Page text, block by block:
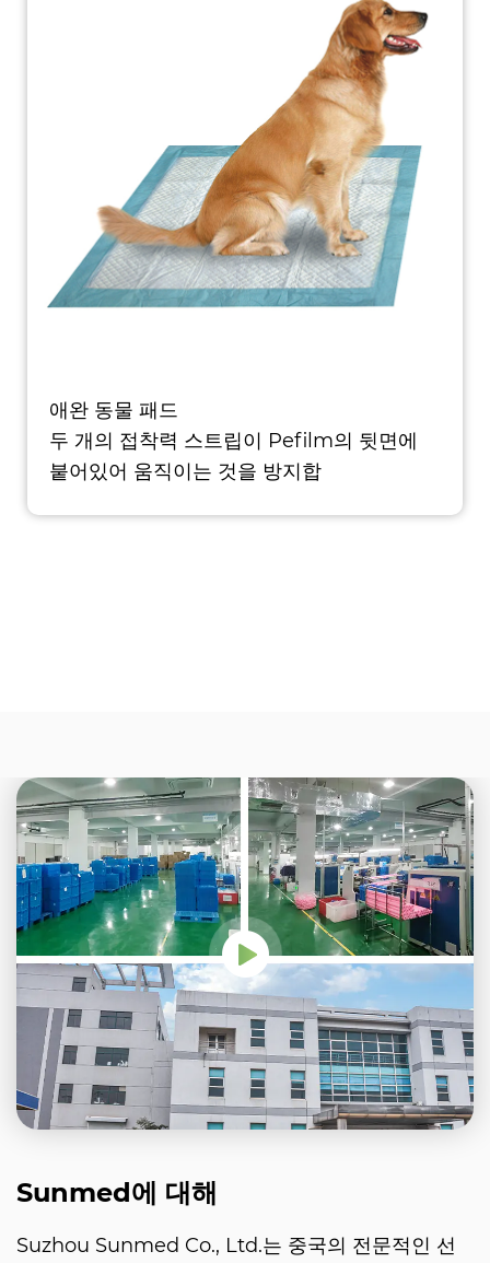
애완 동물 패드
두 개의 접착력 스트립이 Pefilm의 뒷면에
붙어있어 움직이는 것을 방지합
Sunmed에 대해
Suzhou Sunmed Co., Ltd.는 중국의 전문적인 선